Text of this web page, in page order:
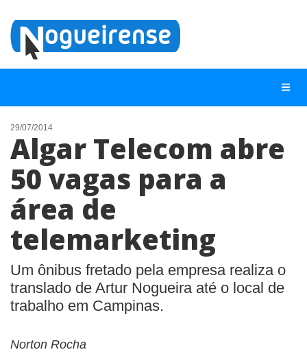
NOTÍCIAS
LISTA DIGITAL
TELEFONES ÚTEIS
CONTATO
ANUNCIE
29/07/2014
Algar Telecom abre
50 vagas para a
área de
telemarketing
Um ônibus fretado pela empresa realiza o
translado de Artur Nogueira até o local de
trabalho em Campinas.
Norton Rocha